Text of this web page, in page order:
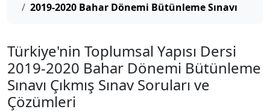
2019-2020 Bahar Dönemi Bütünleme Sınavı
Türkiye'nin Toplumsal Yapısı Dersi
2019-2020 Bahar Dönemi Bütünleme
Sınavı Çıkmış Sınav Soruları ve
Çözümleri